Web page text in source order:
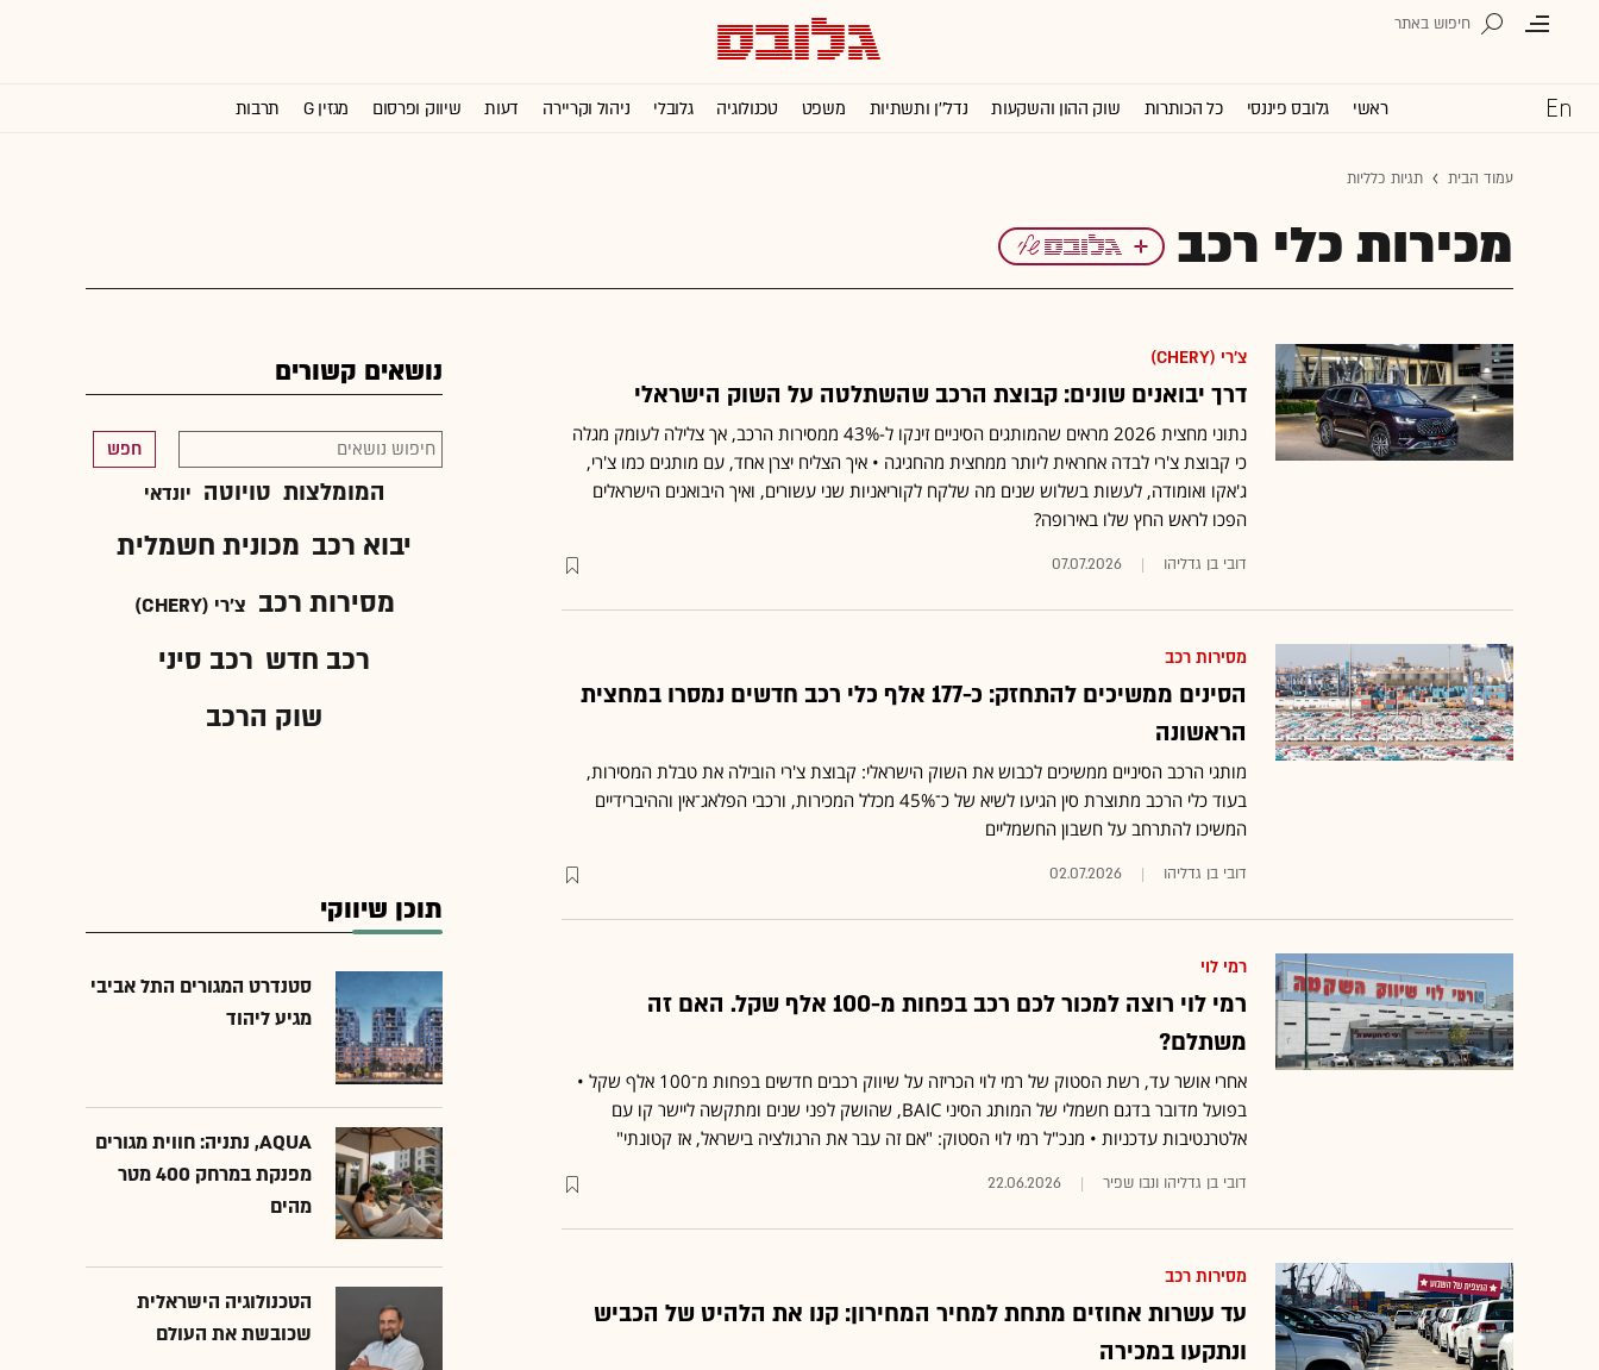
ראשי גלובס פיננסי כל הכותרות שוק ההון והשקעות נדל''ן ותשתיות משפט טכנולוגיה גלובלי ניהול וקריירה דעות שיווק ופרסום מגזין G תרבות
עמוד הבית תגיות כלליות
מכירות כלי רכב
צ'רי (CHERY)
דרך יבואנים שונים: קבוצת הרכב שהשתלטה על השוק הישראלי
נתוני מחצית 2026 מראים שהמותגים הסיניים זינקו ל-43% ממסירות הרכב, אך צלילה לעומק מגלה
כי קבוצת צ'רי לבדה אחראית ליותר ממחצית מהחגיגה • איך הצליח יצרן אחד, עם מותגים כמו צ'רי,
ג'אקו ואומודה, לעשות בשלוש שנים מה שלקח לקוריאניות שני עשורים, ואיך היבואנים הישראלים
הפכו לראש החץ שלו באירופה?
דובי בן גדליהו 07.07.2026
מסירות רכב
הסינים ממשיכים להתחזק: כ-177 אלף כלי רכב חדשים נמסרו במחצית
הראשונה
מותגי הרכב הסיניים ממשיכים לכבוש את השוק הישראלי: קבוצת צ'רי הובילה את טבלת המסירות,
בעוד כלי הרכב מתוצרת סין הגיעו לשיא של כ־45% מכלל המכירות, ורכבי הפלאג־אין וההיברידיים
המשיכו להתרחב על חשבון החשמליים
דובי בן גדליהו 02.07.2026
רמי לוי
רמי לוי רוצה למכור לכם רכב בפחות מ-100 אלף שקל. האם זה
משתלם?
אחרי אושר עד, רשת הסטוק של רמי לוי הכריזה על שיווק רכבים חדשים בפחות מ־100 אלף שקל •
בפועל מדובר בדגם חשמלי של המותג הסיני BAIC, שהושק לפני שנים ומתקשה ליישר קו עם
אלטרנטיבות עדכניות • מנכ"ל רמי לוי הסטוק: "אם זה עבר את הרגולציה בישראל, אז קטונתי"
דובי בן גדליהו ונבו שפיר 22.06.2026
מסירות רכב
עד עשרות אחוזים מתחת למחיר המחירון: קנו את הלהיט של הכביש
ונתקעו במכירה
נושאים קשורים
חפש
המומלצות טויוטה יונדאי
יבוא רכב מכונית חשמלית
מסירות רכב צ'רי (CHERY)
רכב חדש רכב סיני
שוק הרכב
תוכן שיווקי
סטנדרט המגורים התל אביבי
מגיע ליהוד
AQUA, נתניה: חווית מגורים
מפנקת במרחק 400 מטר
מהים
הטכנולוגיה הישראלית
שכובשת את העולם